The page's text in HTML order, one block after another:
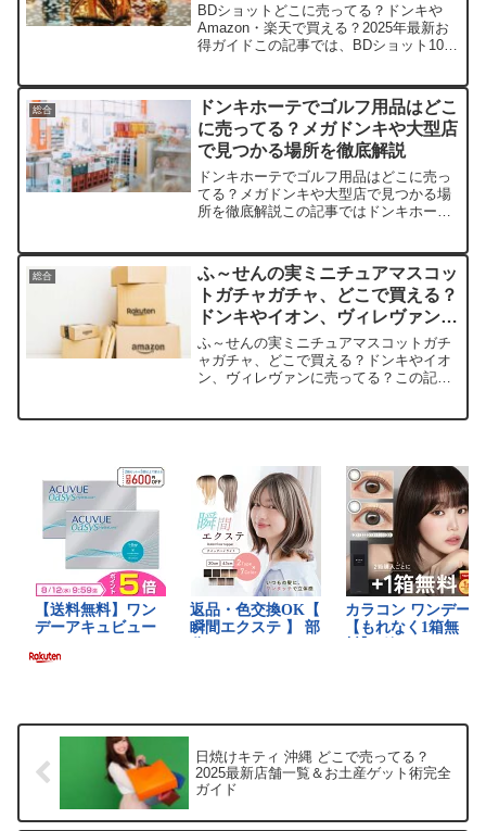
BDショットどこに売ってる？ドンキや
Amazon・楽天で買える？2025年最新お
得ガイドこの記事では、BDショット100
SNSで話題の美容液、気になりません
か？店舗平均...
総合
ドンキホーテでゴルフ用品はどこ
に売ってる？メガドンキや大型店
で見つかる場所を徹底解説
ドンキホーテでゴルフ用品はどこに売っ
てる？メガドンキや大型店で見つかる場
所を徹底解説この記事ではドンキホーテ
安などを手短に紹介します。ドンキホー
テでゴルフ用品を扱ってい...
総合
ふ～せんの実ミニチュアマスコッ
トガチャガチャ、どこで買える？
ドンキやイオン、ヴィレヴァンに
売ってる？
ふ～せんの実ミニチュアマスコットガチ
ャガチャ、どこで買える？ドンキやイオ
ン、ヴィレヴァンに売ってる？この記事
日焼けキティ 沖縄 どこで売ってる？
2025最新店舗一覧＆お土産ゲット術完全
ガイド